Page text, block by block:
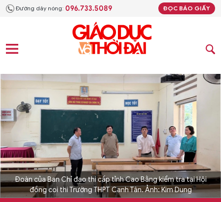
Đường dây nóng: 096.733.5089 ĐỌC BÁO GIẤY
Đoàn của Ban Chỉ đạo thi cấp tỉnh Cao Bằng kiểm tra tại Hội
đồng coi thi Trường THPT Canh Tân. Ảnh: Kim Dung